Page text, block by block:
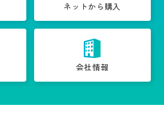
ネットから購入
会社情報